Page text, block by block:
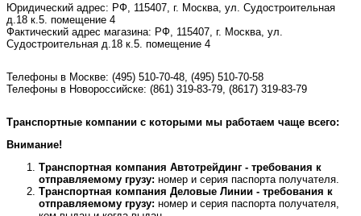
Юридический адрес: РФ, 115407, г. Москва, ул. Судостроительная
д.18 к.5. помещение 4
Фактический адрес магазина: РФ, 115407, г. Москва, ул.
Судостроительная д.18 к.5. помещение 4
Телефоны в Москве: (495) 510-70-48 (495) 510-70-58
Телефоны в Новороссийске: (861) 319-83-79, (8617) 319-83-79
Транспортные компании с которыми мы работаем чаще всего:
Внимание!
Транспортная компания Автотрейдинг - требования к
отправляемому грузу: номер и серия паспорта получателя.
Транспортная компания Деловые Линии - требования к
отправляемому грузу: номер и серия паспорта получателя,